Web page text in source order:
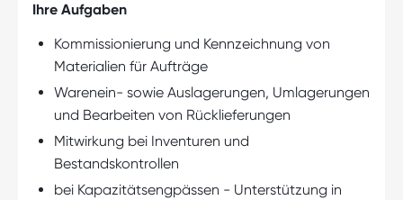
Ihre Aufgaben
Kommissionierung und Kennzeichnung von
Materialien für Aufträge
Warenein- sowie Auslagerungen, Umlagerungen
und Bearbeiten von Rücklieferungen
Mitwirkung bei Inventuren und
Bestandskontrollen
bei Kapazitätsengpässen - Unterstützung in